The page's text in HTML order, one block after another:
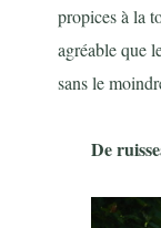
propices à la
agréable que
sans le
De